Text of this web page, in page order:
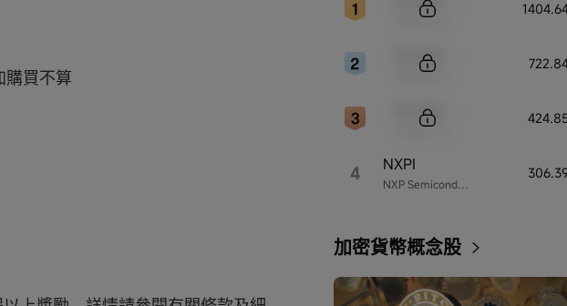
購買不算
4 NXPI
加密貨幣概念股